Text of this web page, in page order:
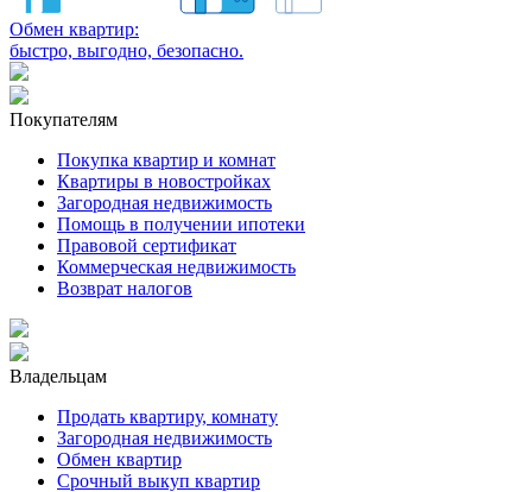
Обмен квартир:
быстро, выгодно, безопасно.
Покупателям
Покупка квартир и комнат
Квартиры в новостройках
Загородная недвижимость
Помощь в получении ипотеки
Правовой сертификат
Коммерческая недвижимость
Возврат налогов
Владельцам
Продать квартиру, комнату
Загородная недвижимость
Обмен квартир
Срочный выкуп квартир